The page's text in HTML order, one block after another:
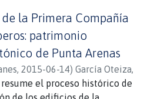
la Primera Compañía
patrimonio
de Punta Arenas
, 2015-06-14) García Oteiza,
el proceso histórico de